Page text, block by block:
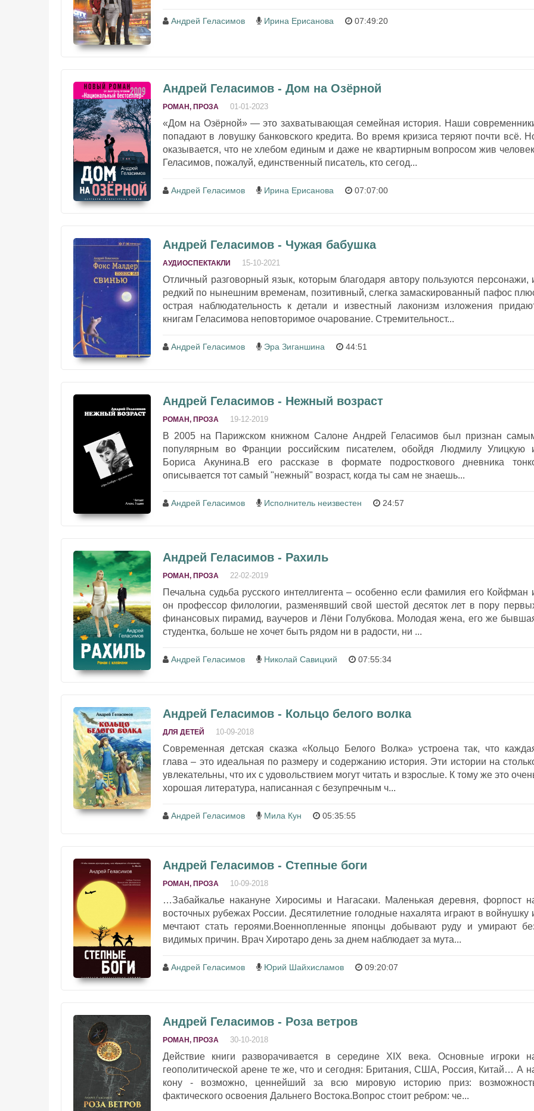
Андрей Геласимов Ирина Ерисанова 07:49:20
Андрей Геласимов - Дом на Озёрной
РОМАН, ПРОЗА 01-01-2023
«Дом на Озёрной» — это захватывающая семейная история. Наши
попадают в ловушку банковского кредита. Во время кризиса теряют почти всё.
оказывается, что не хлебом единым и даже не квартирным вопросом жив
Геласимов, пожалуй, единственный писатель, кто сегод...
Андрей Геласимов Ирина Ерисанова 07:07:00
Андрей Геласимов - Чужая бабушка
АУДИОСПЕКТАКЛИ 15-10-2021
Отличный разговорный язык, которым благодаря автору пользуются персонажи,
редкий по нынешним временам, позитивный, слегка замаскированный пафос
острая наблюдательность к детали и известный лаконизм изложения
книгам Геласимова неповторимое очарование. Стремительност...
Андрей Геласимов Эра Зиганшина 44:51
Андрей Геласимов - Нежный возраст
РОМАН, ПРОЗА 19-12-2019
В 2005 на Парижском книжном Салоне Андрей Геласимов был признан
популярным во Франции российским писателем, обойдя Людмилу Улицкую
Бориса Акунина.В его рассказе в формате подросткового дневника
описывается тот самый "нежный" возраст, когда ты сам не знаешь...
Андрей Геласимов Исполнитель неизвестен 24:57
Андрей Геласимов - Рахиль
РОМАН, ПРОЗА 22-02-2019
Печальна судьба русского интеллигента – особенно если фамилия его Койфман
он профессор филологии, разменявший свой шестой десяток лет в пору
финансовых пирамид, ваучеров и Лёни Голубкова. Молодая жена, его же
студентка, больше не хочет быть рядом ни в радости, ни ...
Андрей Геласимов Николай Савицкий 07:55:34
Андрей Геласимов - Кольцо белого волка
ДЛЯ ДЕТЕЙ 10-09-2018
Современная детская сказка «Кольцо Белого Волка» устроена так, что
глава – это идеальная по размеру и содержанию история. Эти истории на
увлекательны, что их с удовольствием могут читать и взрослые. К тому же это
хорошая литература, написанная с безупречным ч...
Андрей Геласимов Мила Кун 05:35:55
Андрей Геласимов - Степные боги
РОМАН, ПРОЗА 10-09-2018
…Забайкалье накануне Хиросимы и Нагасаки. Маленькая деревня, форпост
восточных рубежах России. Десятилетние голодные нахалята играют в войнушку
мечтают стать героями.Военнопленные японцы добывают руду и умирают
видимых причин. Врач Хиротаро день за днем наблюдает за мута...
Андрей Геласимов Юрий Шайхисламов 09:20:07
Андрей Геласимов - Роза ветров
РОМАН, ПРОЗА 30-10-2018
Действие книги разворачивается в середине ХIХ века. Основные игроки
геополитической арене те же, что и сегодня: Британия, США, Россия, Китай… А
кону - возможно, ценнейший за всю мировую историю приз:
фактического освоения Дальнего Востока.Вопрос стоит ребром: че...